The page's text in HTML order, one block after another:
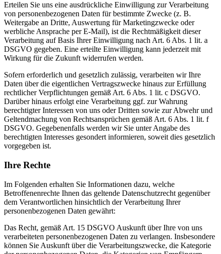
Erteilen Sie uns eine ausdrückliche Einwilligung zur Verarbeitung
von personenbezogenen Daten für bestimmte Zwecke (z. B.
Weitergabe an Dritte, Auswertung für Marketingzwecke oder
werbliche Ansprache per E-Mail), ist die Rechtmäßigkeit dieser
Verarbeitung auf Basis Ihrer Einwilligung nach Art. 6 Abs. 1 lit. a
DSGVO gegeben. Eine erteilte Einwilligung kann jederzeit mit
Wirkung für die Zukunft widerrufen werden.
Sofern erforderlich und gesetzlich zulässig, verarbeiten wir Ihre
Daten über die eigentlichen Vertragszwecke hinaus zur Erfüllung
rechtlicher Verpflichtungen gemäß Art. 6 Abs. 1 lit. c DSGVO.
Darüber hinaus erfolgt eine Verarbeitung ggf. zur Wahrung
berechtigter Interessen von uns oder Dritten sowie zur Abwehr und
Geltendmachung von Rechtsansprüchen gemäß Art. 6 Abs. 1 lit. f
DSGVO. Gegebenenfalls werden wir Sie unter Angabe des
berechtigten Interesses gesondert informieren, soweit dies gesetzlich
vorgegeben ist.
Ihre Rechte
Im Folgenden erhalten Sie Informationen dazu, welche
Betroffenenrechte Ihnen das geltende Datenschutzrecht gegenüber
dem Verantwortlichen hinsichtlich der Verarbeitung Ihrer
personenbezogenen Daten gewährt:
Das Recht, gemäß Art. 15 DSGVO Auskunft über Ihre von uns
verarbeiteten personenbezogenen Daten zu verlangen. Insbesondere
können Sie Auskunft über die Verarbeitungszwecke, die Kategorie